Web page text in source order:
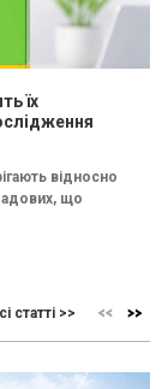
їх
відносно
що
статті >>